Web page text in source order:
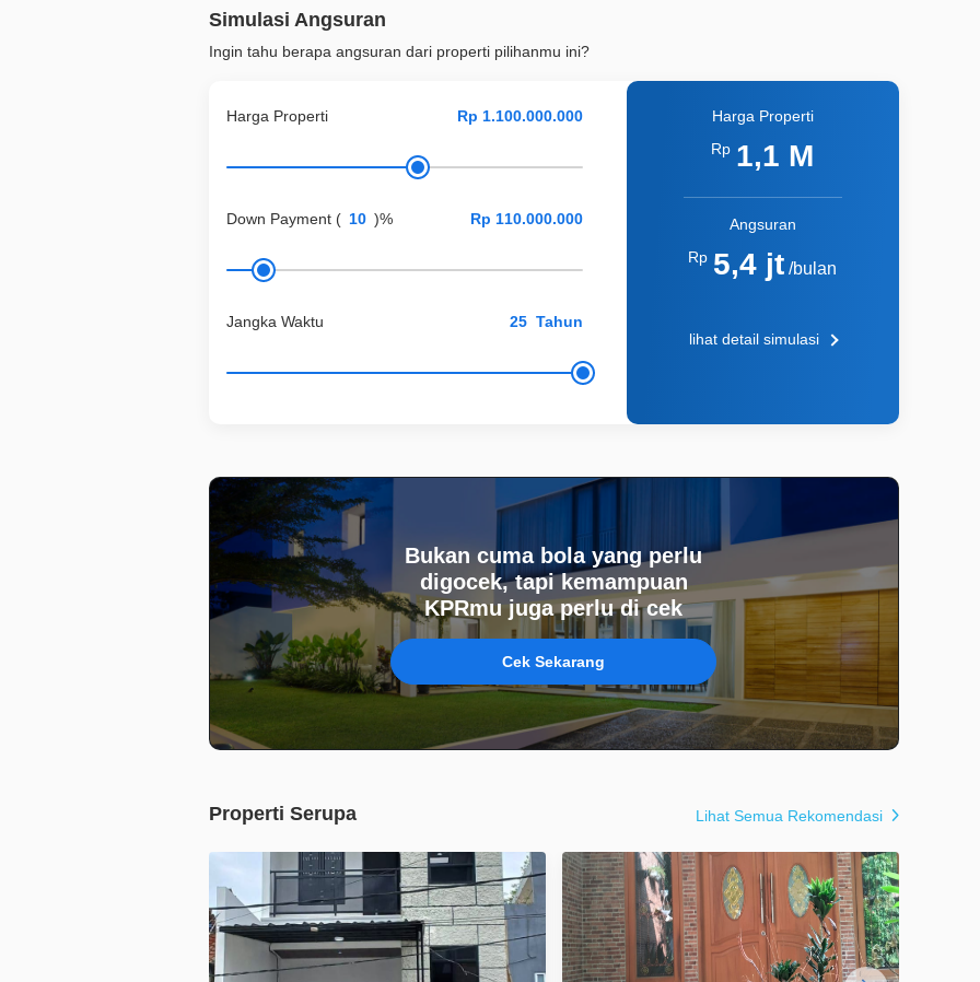
Simulasi Angsuran
Ingin tahu berapa angsuran dari properti pilihanmu ini?
Harga Properti
Down Payment ( )%
Jangka Waktu Tahun
Harga Properti
Rp 1,1 M
Angsuran
Rp 5,4 jt /bulan
lihat detail simulasi
Bukan cuma bola yang perlu
digocek, tapi kemampuan
KPRmu juga perlu di cek
Cek Sekarang
Properti Serupa Lihat Semua Rekomendasi